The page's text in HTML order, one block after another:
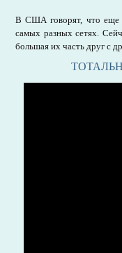
В США говорят, что еще
самых разных сетях.
большая их часть друг с